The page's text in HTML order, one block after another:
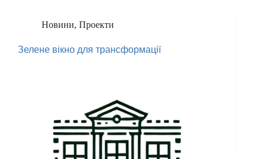
Новини, Проекти
Зелене вікно для трансформації